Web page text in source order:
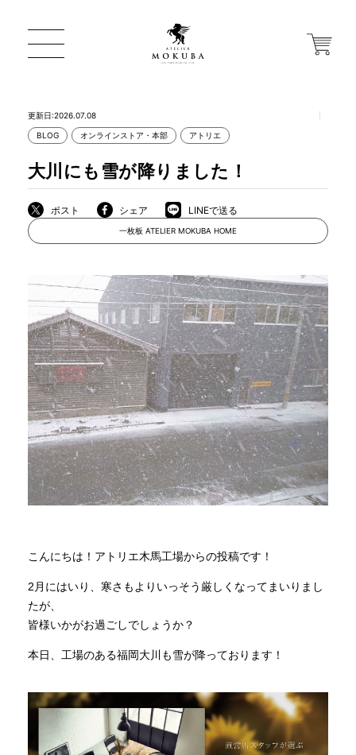
店舗から探す
MOKUBA について
商品情報
直営店
イベント
全商品一覧
新入荷情報
納品事例
更新日:2026.07.08
BLOG オンラインストア・本部 アトリエ
大川にも雪が降りました！
ポスト シェア LINEで送る
一枚板 ATELIER MOKUBA HOME
こんにちは！アトリエ木馬工場からの投稿です！
2月にはいり、寒さもよりいっそう厳しくなってまいりまし
たが、
皆様いかがお過ごしでしょうか？
本日、工場のある福岡大川も雪が降っております！